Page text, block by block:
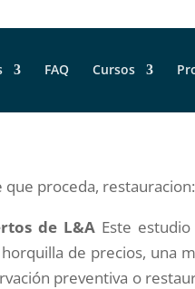
FAQ Cursos
que proceda, restauracion:
de L&AEste estudio
de precios, una
preventiva o